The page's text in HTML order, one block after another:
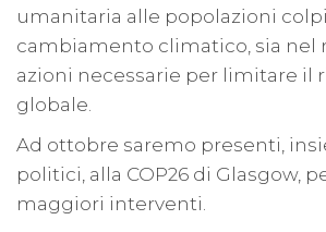
umanitaria alle popolazioni
cambiamento climatico, sia nel
azioni necessarie per limitare il
globale.
Ad ottobre saremo presenti,
politici, alla COP26 di Glasgow,
maggiori interventi.